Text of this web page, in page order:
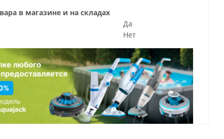
в магазине и на складах
Да
Нет